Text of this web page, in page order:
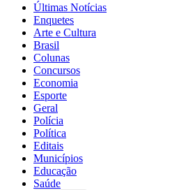
Últimas Notícias
Enquetes
Arte e Cultura
Brasil
Colunas
Concursos
Economia
Esporte
Geral
Polícia
Política
Editais
Municípios
Educação
Saúde